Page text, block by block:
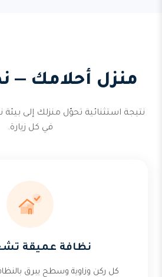
منزل أحلامك —
نتيجة استثنائية تحوّل منزلك إلى
في كل زيارة.
نظافة عميقة
كل ركن وزاوية وسطح يبرق